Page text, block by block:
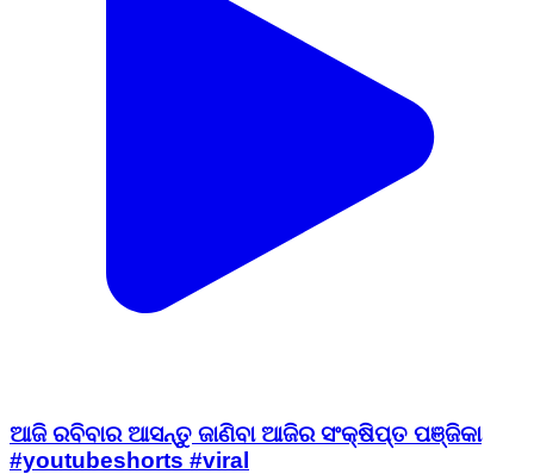
ଆଜି ରବିବାର ଆସନ୍ତୁ ଜାଣିବା ଆଜିର ସଂକ୍ଷିପ୍ତ ପଞ୍ଜିକା
#youtubeshorts #viral